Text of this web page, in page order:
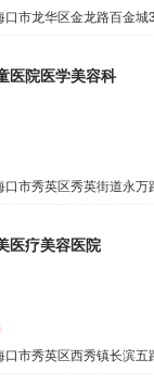
口市龙华区金龙路百金城
医院医学美容科
口市秀英区秀英街道永万
医疗美容医院
市秀英区西秀镇长滨五